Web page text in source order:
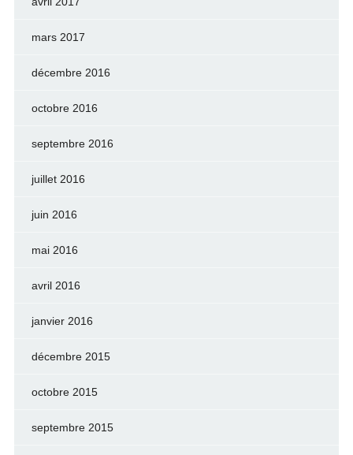
mars 2017
décembre 2016
octobre 2016
septembre 2016
juillet 2016
juin 2016
mai 2016
avril 2016
janvier 2016
décembre 2015
octobre 2015
septembre 2015